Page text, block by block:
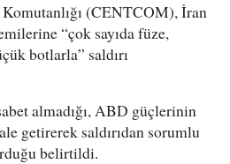
(CENTCOM), İran
“çok sayıda füze,
botlarla” saldırı
almadığı, ABD güçlerinin
getirerek saldırıdan sorumlu
belirtildi.